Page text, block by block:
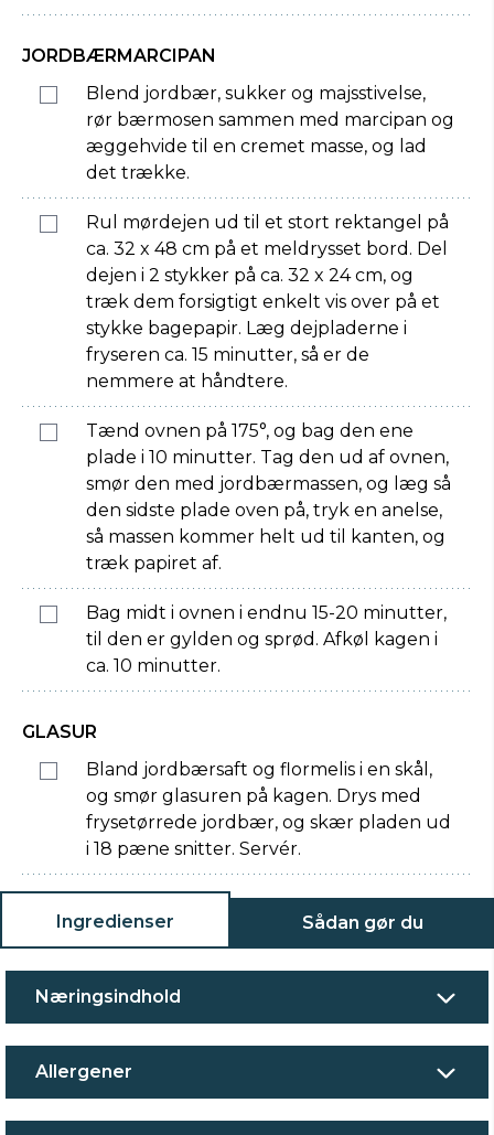
JORDBÆRMARCIPAN
Blend jordbær, sukker og majsstivelse,
rør bærmosen sammen med marcipan og
æggehvide til en cremet masse, og lad
det trække.
Rul mørdejen ud til et stort rektangel på
ca. 32 x 48 cm på et meldrysset bord. Del
dejen i 2 stykker på ca. 32 x 24 cm, og
træk dem forsigtigt enkelt vis over på et
stykke bagepapir. Læg dejpladerne i
fryseren ca. 15 minutter, så er de
nemmere at håndtere.
Tænd ovnen på 175°, og bag den ene
plade i 10 minutter. Tag den ud af ovnen,
smør den med jordbærmassen, og læg så
den sidste plade oven på, tryk en anelse,
så massen kommer helt ud til kanten, og
træk papiret af.
Bag midt i ovnen i endnu 15-20 minutter,
til den er gylden og sprød. Afkøl kagen i
ca. 10 minutter.
GLASUR
Bland jordbærsaft og flormelis i en skål,
og smør glasuren på kagen. Drys med
frysetørrede jordbær, og skær pladen ud
i 18 pæne snitter. Servér.
Ingredienser Sådan gør du
Næringsindhold
Allergener